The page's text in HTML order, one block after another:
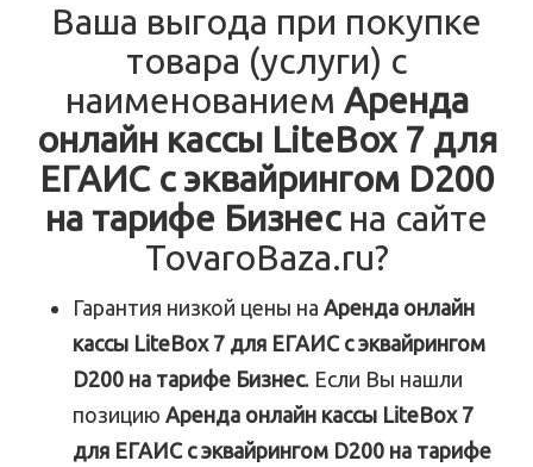
Ваша выгода при покупке
товара (услуги) с
наименованием Аренда
онлайн кассы LiteBox 7 для
ЕГАИС с эквайрингом D200
на тарифе Бизнесна сайте
TovaroBaza.ru?
Гарантия низкой цены на Аренда онлайн
кассы LiteBox 7 для ЕГАИС с эквайрингом
D200 на тарифе Бизнес. Если Вы нашли
позицию Аренда онлайн кассы LiteBox 7
для ЕГАИС с эквайрингом D200 на тарифе